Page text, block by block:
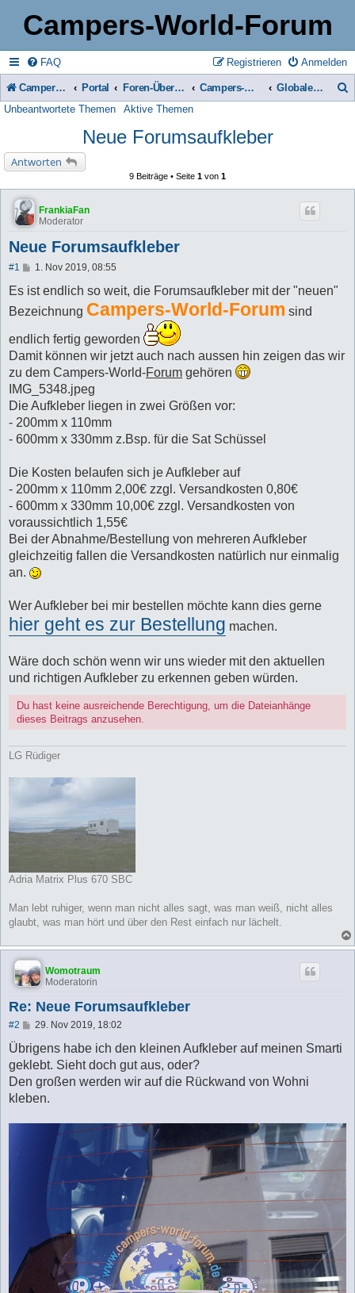
Campers-World-Forum
FAQ Anmelden
Registrieren
Campers-World-Forum Portal Foren-Übersicht Campers-World-Forum Intern Globale Bekanntmachungen
Unbeantwortete Themen Aktive Themen
Neue Forumsaufkleber
Antworten
9 Beiträge • Seite 1 von 1
FrankiaFan
Moderator
Neue Forumsaufkleber
#1
B
i
r
g
1. Nov 2019, 08:55
Es ist endlich so weit, die Forumsaufkleber mit der "neuen"
Bezeichnung Campers-World-Forum sind
endlich fertig geworden
Damit können wir jetzt auch nach aussen hin zeigen das wir
zu dem Campers-World-Forum gehören
IMG_5348.jpeg
Die Aufkleber liegen in zwei Größen vor:
- 200mm x 110mm
- 600mm x 330mm z.Bsp. für die Sat Schüssel
Die Kosten belaufen sich je Aufkleber auf
- 200mm x 110mm 2,00€ zzgl. Versandkosten 0,80€
- 600mm x 330mm 10,00€ zzgl. Versandkosten von
voraussichtlich 1,55€
Bei der Abnahme/Bestellung von mehreren Aufkleber
gleichzeitig fallen die Versandkosten natürlich nur einmalig
an.
Wer Aufkleber bei mir bestellen möchte kann dies gerne
hier geht es zur Bestellung machen.
Wäre doch schön wenn wir uns wieder mit den aktuellen
und richtigen Aufkleber zu erkennen geben würden.
Du hast keine ausreichende Berechtigung, um die Dateianhänge
dieses Beitrags anzusehen.
LG Rüdiger
Adria Matrix Plus 670 SBC
Man lebt ruhiger, wenn man nicht alles sagt, was man weiß, nicht alles
glaubt, was man hört und über den Rest einfach nur lächelt.
Womotraum
Moderatorin
Re: Neue Forumsaufkleber
#2
B
i
t
r
a
g
29. Nov 2019, 18:02
Übrigens habe ich den kleinen Aufkleber auf meinen Smarti
geklebt. Sieht doch gut aus, oder?
Den großen werden wir auf die Rückwand von Wohni
kleben.